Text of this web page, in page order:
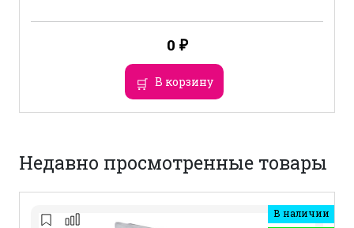
0 ₽
В корзину
Недавно просмотренные товары
В наличии